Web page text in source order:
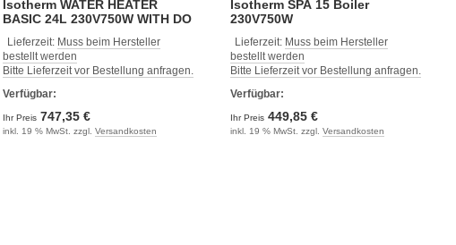
Isotherm WATER HEATER
BASIC 24L 230V750W WITH DO
Lieferzeit: Muss beim Hersteller
bestellt werden
Bitte Lieferzeit vor Bestellung anfragen.
Verfügbar:
Ihr Preis 747,35 €
inkl. 19 % MwSt. zzgl. Versandkosten
Isotherm SPA 15 Boiler
230V750W
Lieferzeit: Muss beim Hersteller
bestellt werden
Bitte Lieferzeit vor Bestellung anfragen.
Verfügbar:
Ihr Preis 449,85 €
inkl. 19 % MwSt. zzgl. Versandkosten